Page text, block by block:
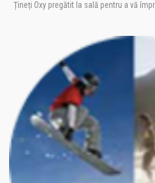
Țineți Oxy pregătit la sală pentru a vă